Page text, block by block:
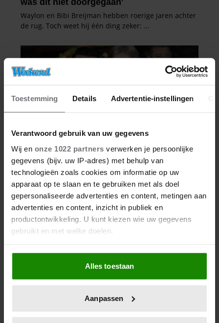
Toestemming Details Advertentie-instellingen
Verantwoord gebruik van uw gegevens
Wij en onze 1022 partners verwerken je persoonlijke
gegevens (bijv. uw IP-adres) met behulp van
technologieën zoals cookies om informatie op uw
apparaat op te slaan en te gebruiken met als doel
gepersonaliseerde advertenties en content, metingen aan
advertenties en content, inzicht in publiek en
productontwikkeling. U kunt kiezen wie uw gegevens
gebruikt en met welke doelen.
Als u het toestaat, willen we ook graag:
Informatie verzamelen over uw geografische
locatie, die tot een paar meter nauwkeurig kan zijn
scannen op specifieke eigenschappen (fingerprinting)
Alles toestaan
Aanpassen